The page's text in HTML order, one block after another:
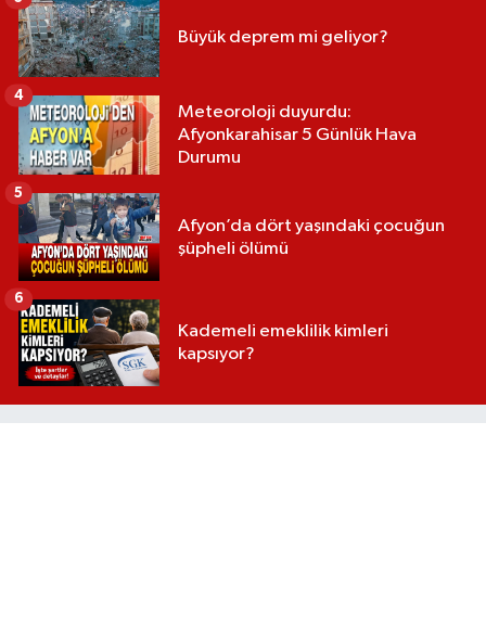
Büyük deprem mi geliyor?
Meteoroloji duyurdu:
Afyonkarahisar 5 Günlük Hava
Durumu
4
Afyon’da dört yaşındaki çocuğun
şüpheli ölümü
5
Kademeli emeklilik kimleri
kapsıyor?
6